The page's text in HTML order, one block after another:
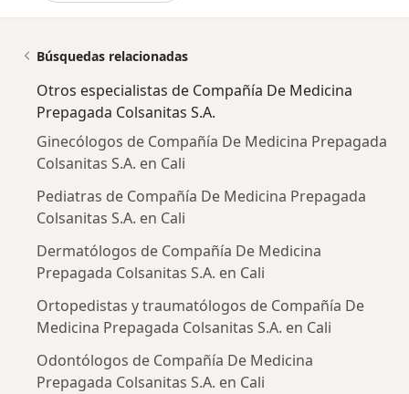
Búsquedas relacionadas
Otros especialistas de Compañía De Medicina
Prepagada Colsanitas S.A.
Ginecólogos de Compañía De Medicina Prepagada
Colsanitas S.A. en Cali
Pediatras de Compañía De Medicina Prepagada
Colsanitas S.A. en Cali
Dermatólogos de Compañía De Medicina
Prepagada Colsanitas S.A. en Cali
Ortopedistas y traumatólogos de Compañía De
Medicina Prepagada Colsanitas S.A. en Cali
Odontólogos de Compañía De Medicina
Prepagada Colsanitas S.A. en Cali